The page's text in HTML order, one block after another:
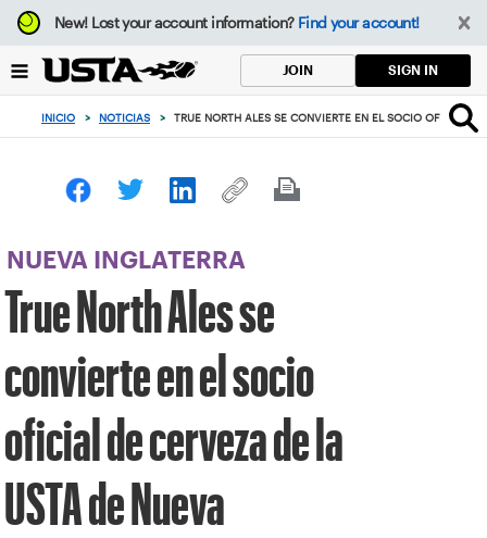
Enfoque
desde
botón
volver
principio
New!Lost your account information? Find your account!
JOIN SIGN IN
INICIO > NOTICIAS > TRUE NORTH ALES SE CONVIERTE EN EL SOCIO OFICIAL
NUEVA INGLATERRA
True North Ales se
convierte en el socio
oficial de cerveza de la
USTA de Nueva